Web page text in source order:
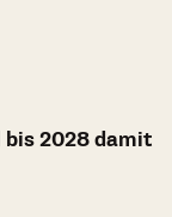
bis 2028 damit